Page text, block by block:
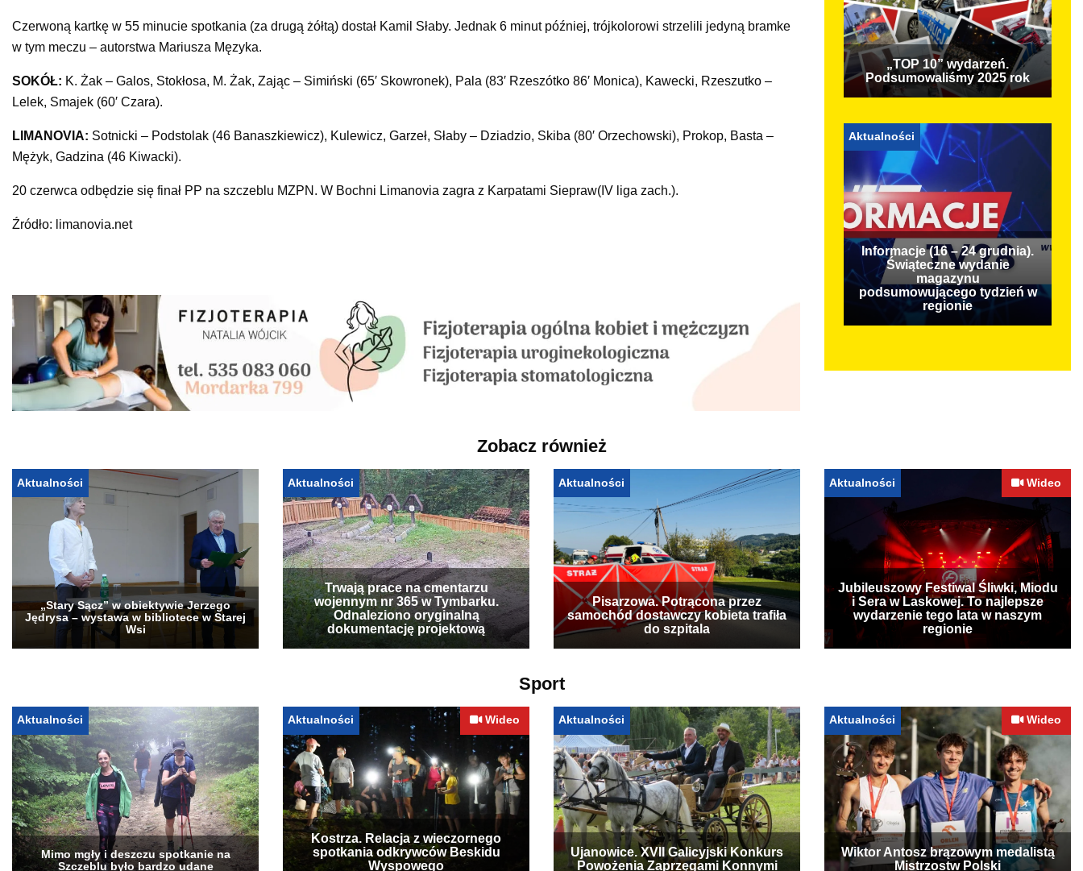
Czerwoną kartkę w 55 minucie spotkania (za drugą żółtą) dostał Kamil Słaby. Jednak 6 minut później, trójkolorowi strzelili jedyną bramke
w tym meczu – autorstwa Mariusza Męzyka.
SOKÓŁ: K. Żak – Galos, Stokłosa, M. Żak, Zając – Simiński (65′ Skowronek), Pala (83′ Rzeszótko 86′ Monica), Kawecki, Rzeszutko –
Lelek, Smajek (60′ Czara).
LIMANOVIA: Sotnicki – Podstolak (46 Banaszkiewicz), Kulewicz, Garzeł, Słaby – Dziadzio, Skiba (80′ Orzechowski), Prokop, Basta –
Mężyk, Gadzina (46 Kiwacki).
20 czerwca odbędzie się finał PP na szczeblu MZPN. W Bochni Limanovia zagra z Karpatami Siepraw(IV liga zach.).
Źródło: limanovia.net
„TOP 10” wydarzeń.
Podsumowaliśmy 2025 rok
Aktualności
Informacje (16 – 24 grudnia).
Świąteczne wydanie
magazynu
podsumowującego tydzień w
regionie
Zobacz również
Aktualności
„Stary Sącz” w obiektywie Jerzego
Jędrysa – wystawa w bibliotece w Starej
Wsi
Aktualności
Trwają prace na cmentarzu
wojennym nr 365 w Tymbarku.
Odnaleziono oryginalną
dokumentację projektową
Aktualności
Pisarzowa. Potrącona przez
samochód dostawczy kobieta trafiła
do szpitala
Aktualności Wideo
Jubileuszowy Festiwal Śliwki, Miodu
i Sera w Laskowej. To najlepsze
wydarzenie tego lata w naszym
regionie
Sport
Aktualności
Mimo mgły i deszczu spotkanie na
Aktualności Wideo
Kostrza. Relacja z wieczornego
spotkania odkrywców Beskidu
Aktualności
Ujanowice. XVII Galicyjski Konkurs
Aktualności Wideo
Wiktor Antosz brązowym medalistą